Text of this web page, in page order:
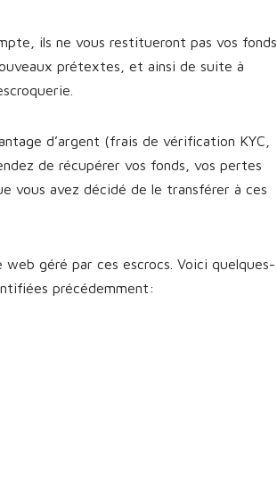
ils ne vous restitueront pas vos fonds.
prétextes, et ainsi de suite à
d’argent (frais de vérification KYC,
de récupérer vos fonds, vos pertes
vous avez décidé de le transférer à ces
géré par ces escrocs. Voici quelques-
précédemment: